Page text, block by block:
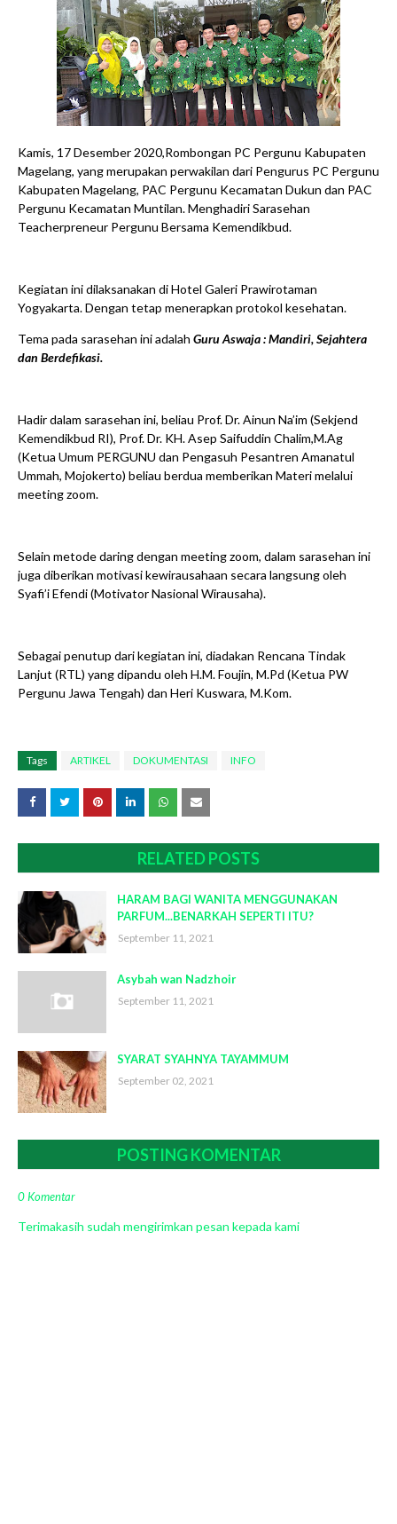
Kamis, 17 Desember 2020,Rombongan PC Pergunu Kabupaten
Magelang, yang merupakan perwakilan dari Pengurus PC Pergunu
Kabupaten Magelang, PAC Pergunu Kecamatan Dukun dan PAC
Pergunu Kecamatan Muntilan. Menghadiri Sarasehan
Teacherpreneur Pergunu Bersama Kemendikbud.
Kegiatan ini dilaksanakan di Hotel Galeri Prawirotaman
Yogyakarta. Dengan tetap menerapkan protokol kesehatan.
Tema pada sarasehan ini adalah Guru Aswaja : Mandiri, Sejahtera
dan Berdefikasi.
Hadir dalam sarasehan ini, beliau Prof. Dr. Ainun Na’im (Sekjend
Kemendikbud RI), Prof. Dr. KH. Asep Saifuddin Chalim,M.Ag
(Ketua Umum PERGUNU dan Pengasuh Pesantren Amanatul
Ummah, Mojokerto) beliau berdua memberikan Materi melalui
meeting zoom.
Selain metode daring dengan meeting zoom, dalam sarasehan ini
juga diberikan motivasi kewirausahaan secara langsung oleh
Syafi’i Efendi (Motivator Nasional Wirausaha).
Sebagai penutup dari kegiatan ini, diadakan Rencana Tindak
Lanjut (RTL) yang dipandu oleh H.M. Foujin, M.Pd (Ketua PW
Pergunu Jawa Tengah) dan Heri Kuswara, M.Kom.
Tags ARTIKEL DOKUMENTASI INFO
RELATED POSTS
HARAM BAGI WANITA MENGGUNAKAN
PARFUM...BENARKAH SEPERTI ITU?
September 11, 2021
Asybah wan Nadzhoir
September 11, 2021
SYARAT SYAHNYA TAYAMMUM
September 02, 2021
POSTING KOMENTAR
0 Komentar
Terimakasih sudah mengirimkan pesan kepada kami